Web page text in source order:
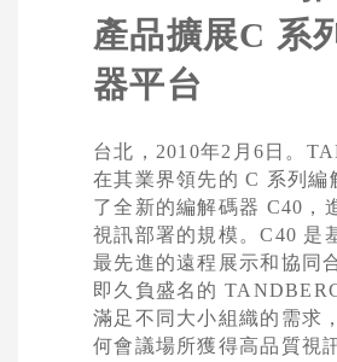
產品擴展C 系
器平台
台北， 2010年2 月 6 日 。
在其業界領先的 C 系列編
了全新的編解碼器 C40 ，
視訊部署的規模。C40 是
最先進的遠程展示和協同
即久負盛名的
滿足不同大小組織的需求
何會議場所獲得高品質視